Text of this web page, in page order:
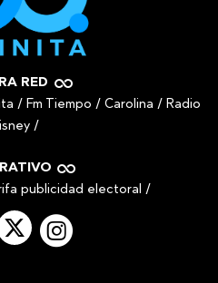
RED
/ Fm Tiempo / Carolina / Radio
/
publicidad electoral /